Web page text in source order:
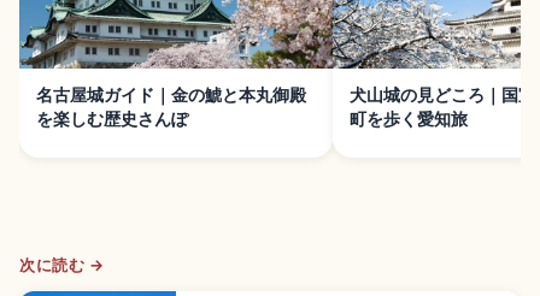
名古屋城ガイド｜金の鯱と本丸御殿
を楽しむ歴史さんぽ
犬山城の見どころ｜国宝
町を歩く愛知旅
次に読む →